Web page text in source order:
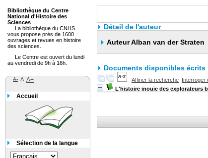
Détail de l'auteur
Auteur Alban van der Straten
Documents disponibles écrits
Affiner la recherche Interroger
L'histoire inouïe des explorateurs
Bibliothèque du Centre
National d'Histoire des
Sciences
La bibliothèque du CNHS
vous propose près de 1600
ouvrages et revues en histoire
des sciences.
Le Centre est ouvert du lundi
au vendredi de 9h à 16h.
A- A A+
Accueil
Sélection de la langue